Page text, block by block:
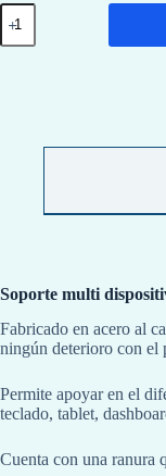
Soporte
multi
dispositivos
Soporte multi
Fabricado en acero al
ningún deterioro con el
Permite apoyar en el
teclado, tablet,
Cuenta con una ranura